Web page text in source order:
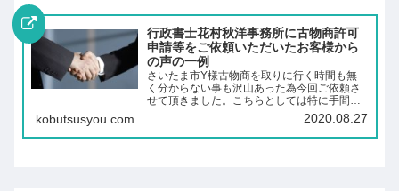
行政書士花村秋洋事務所に古物商許可
申請等をご依頼いただいたお客様から
の声の一例
さいたま市Y様古物商を取りに行く時間も無
く分からない事も沢山あった為今回ご依頼さ
せて頂きました。こちらとしては特に手間に
なるような事はありませんでした。気付いた
頃には古物商の許可が降りていました。親切
丁寧にご対応をしていただき本当に感謝の
kobutsusyou.com 2020.08.27